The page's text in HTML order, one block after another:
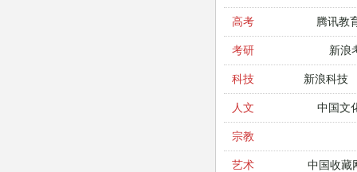
高考 腾讯教
考研 新浪
科技 新浪科技
人文 中国文
宗教
艺术 中国收藏